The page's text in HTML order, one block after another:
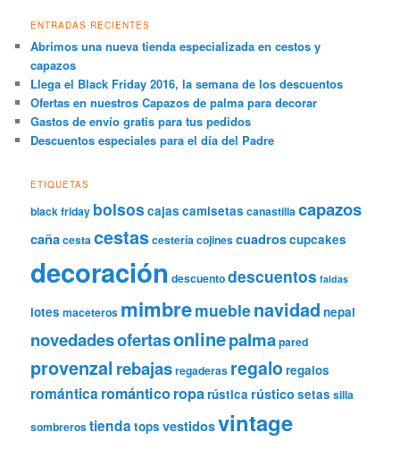
ENTRADAS RECIENTES
Abrimos una nueva tienda especializada en cestos y
capazos
Llega el Black Friday 2016, la semana de los descuentos
Ofertas en nuestros Capazos de palma para decorar
Gastos de envío gratis para tus pedidos
Descuentos especiales para el día del Padre
ETIQUETAS
black friday bolsos cajas camisetas canastillacapazos
cañacestacestascesteríacojinescuadroscupcakes
decoración descuentodescuentos faldas
lotes maceteros mimbremueblenavidad nepal
novedadesofertasonlinepalmapared
provenzalrebajasregaderas regalo regalos
romántica románticoroparústica rústicosetas silla
sombrerostienda tops vestidosvintage